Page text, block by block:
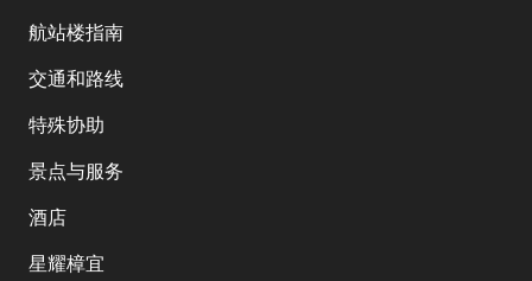
航站楼指南
交通和路线
特殊协助
景点与服务
酒店
星耀樟宜